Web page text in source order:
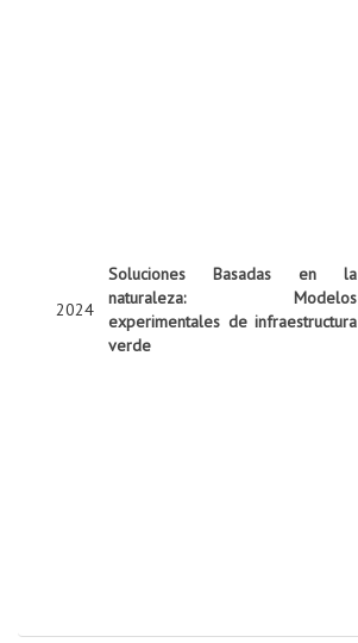
2024
Soluciones Basadas en la
naturaleza: Modelos
experimentales de infraestructura
verde